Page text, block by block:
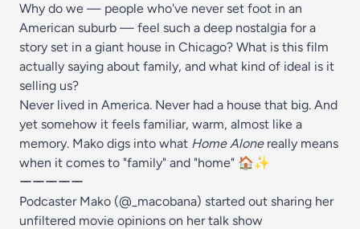
Why do we — people who've never set foot in an
American suburb — feel such a deep nostalgia for a
story set in a giant house in Chicago? What is this film
actually saying about family, and what kind of ideal is it
selling us?
Never lived in America. Never had a house that big. And
yet somehow it feels familiar, warm, almost like a
memory. Mako digs into what Home Alonereally means
when it comes to "family" and "home" 🏠✨
ーーーーー
Podcaster Mako (@_macobana) started out sharing her
unfiltered movie opinions on her talk show